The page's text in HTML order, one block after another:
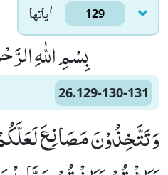
اٰياتها 129
بِسْمِ اللّٰهِ
26.129-130-131